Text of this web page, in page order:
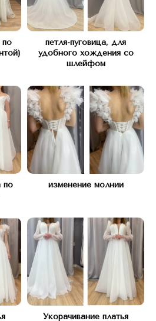
по
петля-пуговица, для
удобного хождения со
шлейфом
по
изменение молнии
Укорачивание платья
45